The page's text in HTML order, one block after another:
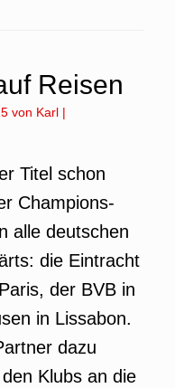
Reisen
von Karl |
Titel schon
Champions-
alle deutschen
die Eintracht
der BVB in
in Lissabon.
dazu
Klubs an die